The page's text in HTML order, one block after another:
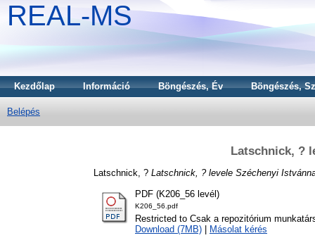
REAL-MS
Kezdőlap Információ Böngészés, Év Böngészés,
Belépés
Latschnick, ?
Latschnick, ? Latschnick, ? levele Széchenyi
PDF (K206_56 levél)
K206_56.pdf
Restricted to Csak a repozitórium
Download (7MB)
Másolat kérés